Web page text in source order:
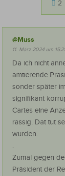
2
@Muss
11. März 2024 um 15:21
Da ich nicht
amtierende
sonder später
signifikant
Cartes eine
rassig. Dat tut
wurden.
.
Zumal gegen
Präsident der